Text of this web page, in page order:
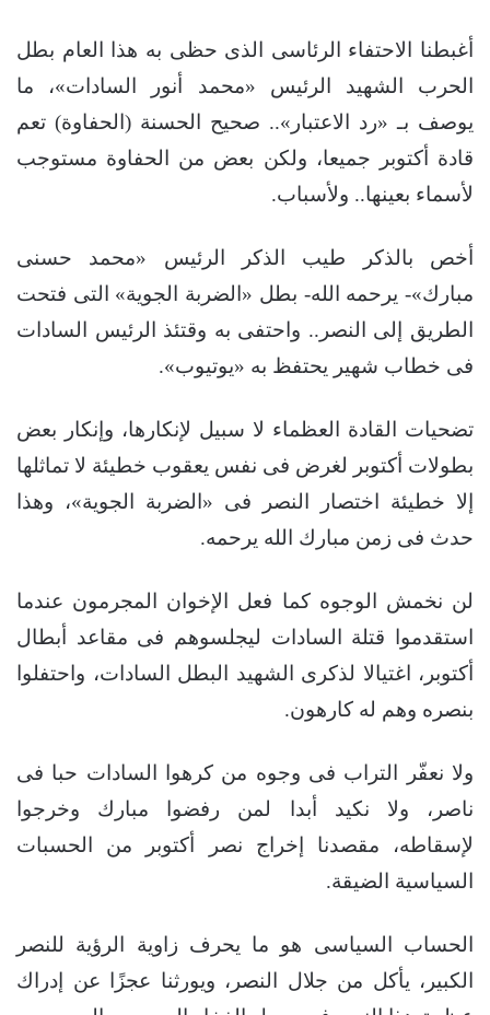
أغبطنا الاحتفاء الرئاسى الذى حظى به هذا العام بطل
الحرب الشهيد الرئيس «محمد أنور السادات»، ما
يوصف بـ «رد الاعتبار».. صحيح الحسنة (الحفاوة) تعم
قادة أكتوبر جميعا، ولكن بعض من الحفاوة مستوجب
لأسماء بعينها.. ولأسباب.
أخص بالذكر طيب الذكر الرئيس «محمد حسنى
مبارك»- يرحمه الله- بطل «الضربة الجوية» التى فتحت
الطريق إلى النصر.. واحتفى به وقتئذ الرئيس السادات
فى خطاب شهير يحتفظ به «يوتيوب».
تضحيات القادة العظماء لا سبيل لإنكارها، وإنكار بعض
بطولات أكتوبر لغرض فى نفس يعقوب خطيئة لا تماثلها
إلا خطيئة اختصار النصر فى «الضربة الجوية»، وهذا
حدث فى زمن مبارك الله يرحمه.
لن نخمش الوجوه كما فعل الإخوان المجرمون عندما
استقدموا قتلة السادات ليجلسوهم فى مقاعد أبطال
أكتوبر، اغتيالا لذكرى الشهيد البطل السادات، واحتفلوا
بنصره وهم له كارهون.
ولا نعفّر التراب فى وجوه من كرهوا السادات حبا فى
ناصر، ولا نكيد أبدا لمن رفضوا مبارك وخرجوا
لإسقاطه، مقصدنا إخراج نصر أكتوبر من الحسبات
السياسية الضيقة.
الحساب السياسى هو ما يحرف زاوية الرؤية للنصر
الكبير، يأكل من جلال النصر، ويورثنا عجزًا عن إدراك